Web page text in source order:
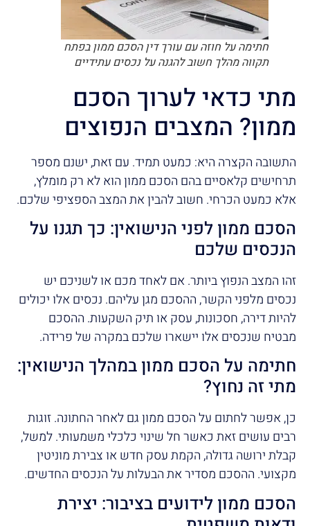
חתימה על חוזה עם עורך דין הסכם ממון בפתח
תקווה מהלך חשוב להגנה על נכסים עתידיים
מתי כדאי לערוך הסכם
ממון? המצבים הנפוצים
התשובה הקצרה היא: כמעט תמיד. עם זאת, ישנם מספר
תרחישים קלאסיים בהם הסכם ממון הוא לא רק מומלץ,
אלא כמעט הכרחי. חשוב להבין את המצב הספציפי שלכם.
הסכם ממון לפני הנישואין: כך תגנו על
הנכסים שלכם
זהו המצב הנפוץ ביותר. אם לאחד מכם או לשניכם יש
נכסים מלפני הקשר, ההסכם מגן עליהם. נכסים אלו יכולים
להיות דירה, חסכונות, עסק או תיק השקעות. ההסכם
מבטיח שנכסים אלו יישארו שלכם במקרה של פרידה.
חתימה על הסכם ממון במהלך הנישואין:
מתי זה נחוץ?
כן, אפשר לחתום על הסכם ממון גם לאחר החתונה. זוגות
רבים עושים זאת כאשר חל שינוי כלכלי משמעותי. למשל,
קבלת ירושה גדולה, הקמת עסק חדש או צבירת מוניטין
מקצועי. ההסכם מסדיר את הבעלות על הנכסים החדשים.
הסכם ממון לידועים בציבור: יצירת